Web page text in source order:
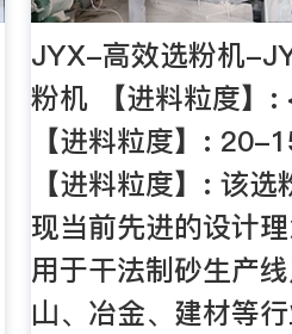
JYX-高效选粉机-
粉机 【进料粒度】:
【进料粒度】: 20-
【进料粒度】: 该
现当前先进的设计
用于干法制砂生产
山、冶金、建材等